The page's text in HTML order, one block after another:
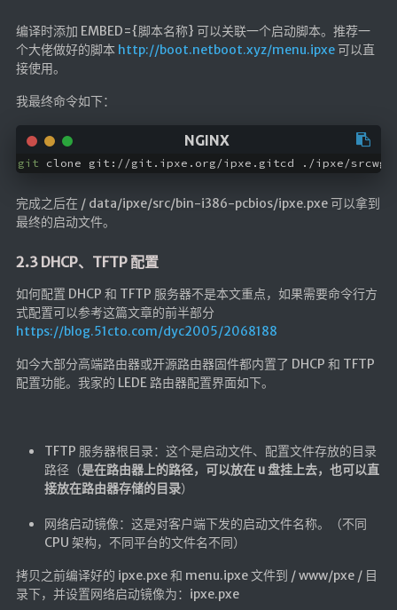
编译时添加 EMBED={脚本名称} 可以关联一个启动脚本。推荐一
个大佬做好的脚本 http://boot.netboot.xyz/menu.ipxe可以直
接使用。
我最终命令如下：
git clone git://git.ipxe.org/ipxe.gitcd ./ipxe/srcwget
完成之后在 / data/ipxe/src/bin-i386-pcbios/ipxe.pxe 可以拿到
最终的启动文件。
2.3 DHCP、TFTP 配置
如何配置 DHCP 和 TFTP 服务器不是本文重点，如果需要命令行方
式配置可以参考这篇文章的前半部分
https://blog.51cto.com/dyc2005/2068188
如今大部分高端路由器或开源路由器固件都内置了 DHCP 和 TFTP
配置功能。我家的 LEDE 路由器配置界面如下。
TFTP 服务器根目录：这个是启动文件、配置文件存放的目录
路径（是在路由器上的路径，可以放在 u 盘挂上去，也可以直
接放在路由器存储的目录）
网络启动镜像：这是对客户端下发的启动文件名称。（不同
CPU 架构，不同平台的文件名不同）
拷贝之前编译好的 ipxe.pxe 和 menu.ipxe 文件到 / www/pxe / 目
录下，并设置网络启动镜像为：ipxe.pxe